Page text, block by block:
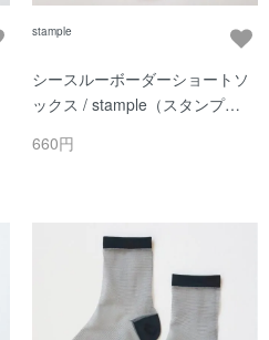
stample
シースルーボーダーショートソ
ックス / stample（スタンプ
660円